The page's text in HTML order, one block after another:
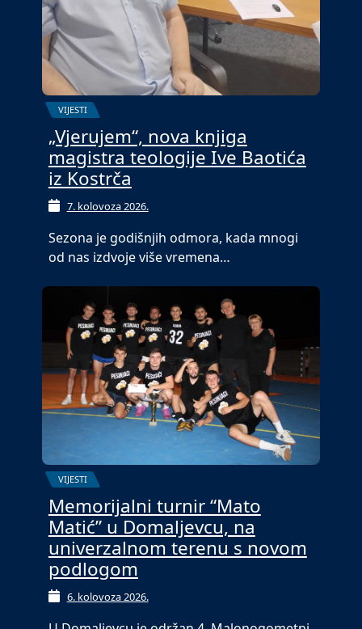
VIJESTI
„Vjerujem“, nova knjiga
magistra teologije Ive Baotića
iz Kostrča
7. kolovoza 2026.
Sezona je godišnjih odmora, kada mnogi
od nas izdvoje više vremena…
VIJESTI
Memorijalni turnir “Mato
Matić” u Domaljevcu, na
univerzalnom terenu s novom
podlogom
6. kolovoza 2026.